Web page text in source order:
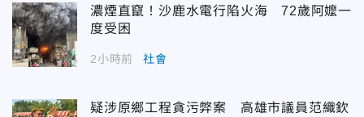
濃煙直竄！沙鹿水電行陷火海 72歲阿嬤一
度受困
2小時前 社會
疑涉原鄉工程貪污弊案 高雄市議員范織欽